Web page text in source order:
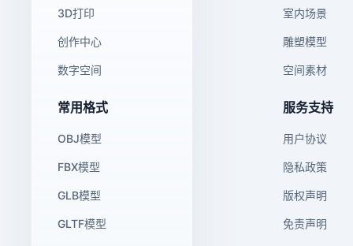
3D打印
创作中心
数字空间
室内场景
雕塑模型
空间素材
常用格式
OBJ模型
FBX模型
GLB模型
GLTF模型
服务支持
用户协议
隐私政策
版权声明
免责声明